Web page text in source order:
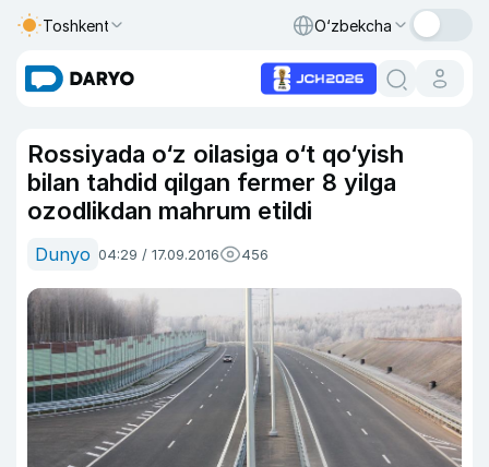
Toshkent O‘zbekcha
Rossiyada o‘z oilasiga o‘t qo‘yish
bilan tahdid qilgan fermer 8 yilga
ozodlikdan mahrum etildi
Dunyo 04:29 / 17.09.2016 456